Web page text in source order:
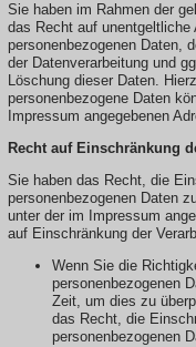
Sie haben im Rahmen der
das Recht auf
personenbezogenen Daten,
der Datenverarbeitung und
Löschung dieser Daten.
personenbezogene Daten
Impressum angegebenen
Recht auf Einschränkung
Sie haben das Recht, die
personenbezogenen Daten
unter der im Impressum
auf Einschränkung der
Wenn Sie die
personenbezogenen
Zeit, um dies zu
das Recht, die
personenbezogenen